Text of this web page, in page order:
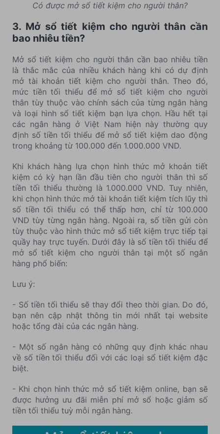
Có được mở sổ tiết kiệm cho người thân?
3. Mở sổ tiết kiệm cho người thân cần
bao nhiêu tiền?
Mở sổ tiết kiệm cho người thân cần bao nhiêu tiền
là thắc mắc của nhiều khách hàng khi có dự định
mở tài khoản tiết kiệm cho người thân. Theo đó,
mức tiền tối thiểu để mở sổ tiết kiệm cho người
thân tùy thuộc vào chính sách của từng ngân hàng
và loại hình sổ tiết kiệm bạn lựa chọn. Hầu hết tại
các ngân hàng ở Việt Nam hiện này thường quy
định số tiền tối thiểu để mở sổ tiết kiệm dao động
trong khoảng từ 100.000 đến 1.000.000 VND.
Khi khách hàng lựa chọn hình thức mở khoản tiết
kiệm có kỳ hạn lần đầu tiên cho người thân thì số
tiền tối thiểu thường là 1.000.000 VND. Tuy nhiên,
khi chọn hình thức mở tài khoản tiết kiệm tích lũy thì
số tiền tối thiểu có thể thấp hơn, chỉ từ 100.000
VND tùy từng ngân hàng. Ngoài ra, số tiền gửi còn
tùy thuộc vào hình thức mở sổ tiết kiệm trực tiếp tại
quầy hay trực tuyến. Dưới đây là số tiền tối thiểu để
mở sổ tiết kiệm cho người thân tại một số ngân
hàng phổ biến:
Lưu ý:
- Số tiền tối thiểu sẽ thay đổi theo thời gian. Do đó,
bạn nên cập nhật thông tin mới nhất tại website
hoặc tổng đài của các ngân hàng.
- Một số ngân hàng có những quy định khác nhau
về số tiền tối thiểu đối với các loại sổ tiết kiệm đặc
biệt.
- Khi chọn hình thức mở sổ tiết kiệm online, bạn sẽ
được hưởng ưu đãi miễn phí mở sổ hoặc giảm số
tiền tối thiểu tuỳ mỗi ngân hàng.